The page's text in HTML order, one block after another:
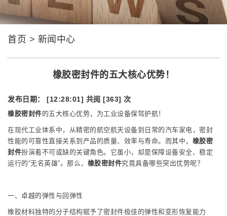
首页 > 新闻中心
橡胶密封件的五大核心优势！
发布日期： [12:28:01] 共阅 [363] 次
橡胶密封件的五大核心优势，为工业设备保驾护航！
在现代工业体系中，从精密的航空航天设备到日常的汽车家电，密封
性能的可靠性直接关系到产品的质量、效率与寿命。而其中， 橡胶密
封件扮演着不可或缺的关键角色。它虽小，却是保障设备安全、稳定
运行的“无名英雄”。那么， 橡胶密封件究竟具备哪些突出优势呢？
一、卓越的弹性与回弹性
橡胶材料独特的分子结构赋予了密封件极佳的弹性和变形恢复能力